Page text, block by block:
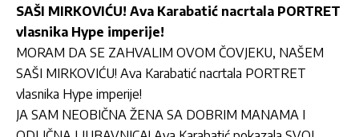
SAŠI MIRKOVIĆU! Ava Karabatić nacrtala PORTRET
vlasnika Hype imperije!
MORAM DA SE ZAHVALIM OVOM ČOVJEKU, NAŠEM
SAŠI MIRKOVIĆU! Ava Karabatić nacrtala PORTRET
vlasnika Hype imperije!
JA SAM NEOBIČNA ŽENA SA DOBRIM MANAMA I